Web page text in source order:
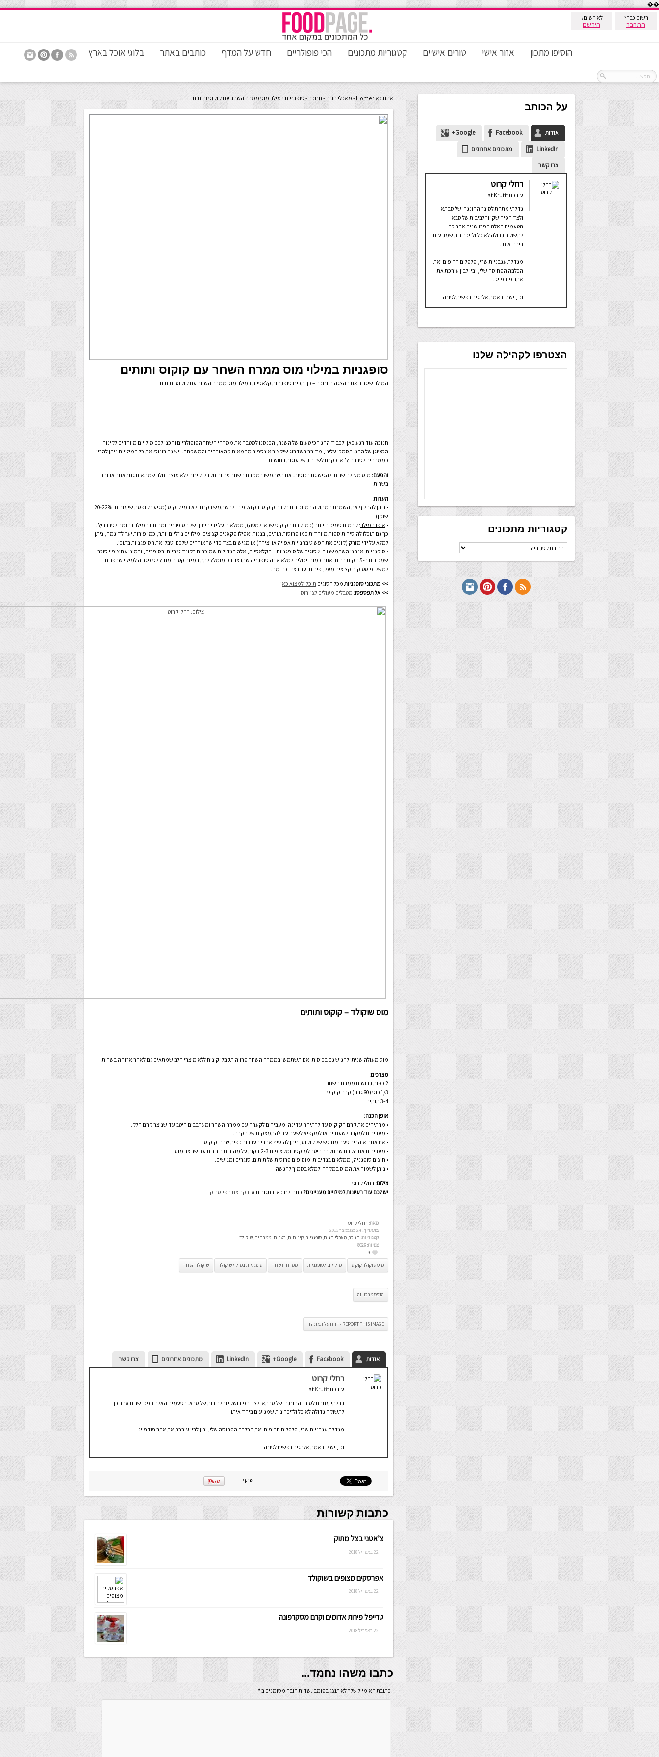
��
רשום כבר?
התחבר
לא רשום?
הירשם
הוסיפו מתכון אזור אישי טורים אישיים קטגוריות מתכונים הכי פופולריים חדש על המדף כותבים באתר בלוגי אוכל בארץ
אתם כאן: Home
- מאכלי חגים-חנוכה - סופגניות במילוי מוס ממרח השחר עם קוקוס ותותים
סופגניות במילוי מוס ממרח השחר עם קוקוס ותותים
המילוי שיגנוב את ההצגה בחנוכה – כך תכינו סופגניות קלאסיות במילוי מוס ממרח השחר עם קוקוס ותותים
חנוכה עוד רגע כאן ולכבוד החג הכי טעים של השנה, הכנסנו למטבח את ממרחי השחר הפופולריים והכנו לכם מילויים מיוחדים לקינוח
המטוגן של החג. תסמכו עלינו, מדובר בשדרוג שיקצור אינספור מחמאות מהאורחים והמשפחה. ויש גם בונוס: את כל המילויים ניתן להכין
כממרחים לסנדביץ’ או כקרם לשדרוג של עוגות בחושות.
והפעם: מוס מעולה שניתן להגיש גם בכוסות. אם תשתמשו בממרח השחר פרווה תקבלו קינוח ללא מוצרי חלב שמתאים גם לאחר ארוחה
בשרית.
הערות:
• ניתן להחליף את השמנת המתוקה במתכונים בקרם קוקוס. רק הקפידו להשתמש בקרם ולא במי קוקוס (מגיע בקופסת שימורים. 20-22%
שומן).
• אופן המילוי: קרמים סמיכים יותר (כמו קרם הקוקוס שכאן למטה), ממלאים על ידי חיתוך של הסופגניה ומריחת המילוי בדומה לסנדביץ’.
כך גם תוכלו להוסיף תוספות מיוחדות כמו פרוסות תותים, בננות ואפילו פקאנים קצוצים. מילויים נוזליים יותר, כמו פירות יער לדוגמה, ניתן
למלא על ידי מזרק (קונים את הפשוט בחנויות אפייה או יצירה) או מגישים בצד כדי שהאורחים שלכם יטבלו את הסופגניות בתוכו.
• סופגניות
: אנחנו השתמשנו ב-2 סוגים של סופגניות – הקלאסיות, אלה הגדולות שמוכרים בקונדיטוריות ובסופרים, ובמיני עם ציפוי סוכר
שמכינים ב-5 דקות בבית. אתם כמובן יכולים למלא איזה סופגניה שתרצו. רק מומלץ לתת רמיזה קטנה מחוץ לסופגניה למילוי שבפנים.
למשל: פיסטוקים קצוצים מעל, פירות יער בצד וכדומה.
>> מתכוני סופגניותמכל הסוגים תוכלו למצוא כאן
>> אל תפספסו: מטבלים מעולים לצ’ורוס
מוס שוקולד – קוקוס ותותים
מוס מעולה שניתן להגיש גם בכוסות. אם תשתמשו בממרח השחר פרווה תקבלו קינוח ללא מוצרי חלב שמתאים גם לאחר ארוחה בשרית.
מצרכים:
2 כפות גדושות ממרח השחר
1/3 כוס (80 גרם) קרם קוקוס
3-4 תותים
אופן הכנה:
• מרתיחים את קרם הקוקוס עד לרתיחה עדינה. מעבירים לקערה עם ממרח השחר ומערבבים היטב עד שנוצר קרם חלק.
• מעבירים למקרר לשעתיים או למקפיא לשעה עד להתמצקות של הקרם.
• אם אתם אוהבים טעם מודגש של קוקוס, ניתן להוסיף אחרי הערבוב כפית שבבי קוקוס.
• מעבירים את הקרם שהתקרר היטב למיקסר ומקציפים 2-3 דקות על מהירות בינונית עד שנוצר מוס.
• חוצים סופגניה, ממלאים בנדיבות ומוסיפים פרוסות של תותים. סוגרים ומגישים.
• ניתן לשמור את המוס במקרר ולמלא בסמוך להגשה.
צילום: רחלי קרוט
יש לכם עוד רעיונות למילויים מעניינים? כתבו לנו כאן בתגובות או בקבוצת הפייסבוק
מאת: רחלי קרוט
בתאריך:
קטגוריות: חנוכה,מאכלי חגים,סופגניות,קינוחים, רטבים וממרחים,שוקולד
צפיות: 8026
9
מוס שוקולד קוקוס
מילויים לסופגניות ממרחי השחר סופגניות במילוי שוקולד שוקולד השחר
הדפס מתכון זה
REPORT THIS IMAGE - דווח על תמונה זו
אודות Facebook
Google+
LinkedIn מתכונים אחרונים צרו קשר
רחלי קרוט
עורכת Krutit
גדלתי מתחת לסינר ההונגרי של סבתא ולצד הפירושקי והלביבות של סבא. הטעמים האלה הפכו שנים אחר כך
לתשוקה גדולה לאוכל ולזיכרונות שמגיעים ביחד איתו.
מגדלת עגבניות שרי, פלפלים חריפים ואת הכלבה הפחוסה שלי, ובין לבין עורכת את אתר פודפייג'.
וכן, יש לי באמת אלרגיה נפשית לטונה.
שתף
כתבות קשורות
צ’אטני בצל מתוק
22 באפריל 2018
אפרסקים מצופים בשוקולד
22 באפריל 2018
טרייפל פירות אדומים וקרם מסקרפונה
22 באפריל 2018
כתבו משהו נחמד...
כתובת האימייל שלך לא תוצג בפומבי.שדות חובה מסומנים ב*
על הכותב
אודות Facebook
Google+
LinkedIn
מתכונים אחרונים
צרו קשר
רחלי קרוט
עורכת Krutit
גדלתי מתחת לסינר ההונגרי של סבתא
ולצד הפירושקי והלביבות של סבא.
הטעמים האלה הפכו שנים אחר כך
לתשוקה גדולה לאוכל ולזיכרונות שמגיעים
ביחד איתו.
מגדלת עגבניות שרי, פלפלים חריפים ואת
הכלבה הפחוסה שלי, ובין לבין עורכת את
אתר פודפייג'.
וכן, יש לי באמת אלרגיה נפשית לטונה.
הצטרפו לקהילה שלנו
קטגוריות מתכונים
קטגוריות
מתכונים